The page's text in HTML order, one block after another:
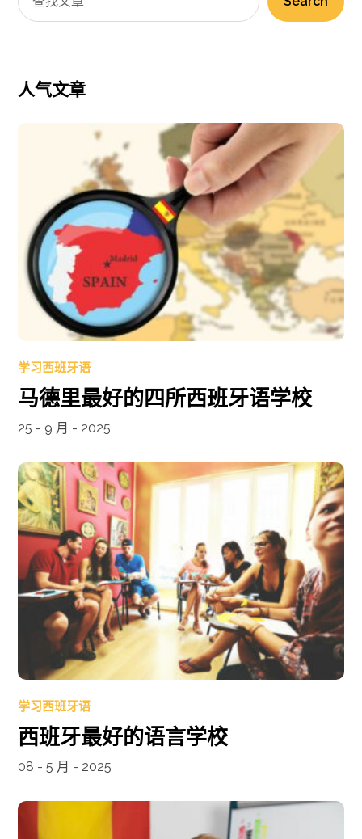
人气文章
学习西班牙语
马德里最好的四所西班牙语学校
25 - 9 月 - 2025
学习西班牙语
西班牙最好的语言学校
08 - 5 月 - 2025